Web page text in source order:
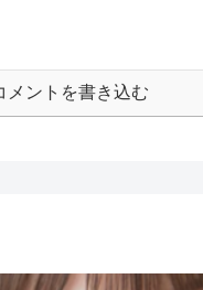
メントを書き込む